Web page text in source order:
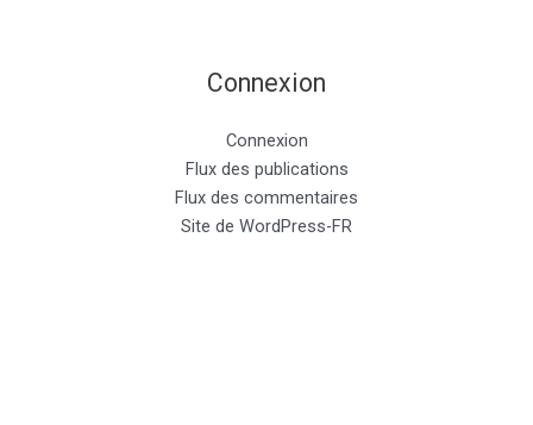
Connexion
Connexion
Flux des publications
Flux des commentaires
Site de WordPress-FR